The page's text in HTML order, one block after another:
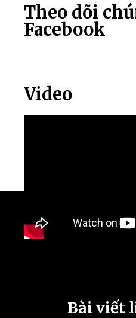
Theo dõi
Facebook
Video
Bài viết